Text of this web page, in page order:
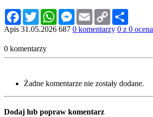
Facebook
TwitterWhatsAppMessenger
Email Copy
Link
Apis 31.05.2026 687 0 komentarzy 0 z 0 ocena
0 komentarzy
Żadne komentarze nie zostały dodane.
Dodaj lub popraw komentarz